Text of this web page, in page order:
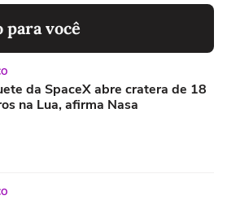
para você
da SpaceX abre cratera de 18
na Lua, afirma Nasa